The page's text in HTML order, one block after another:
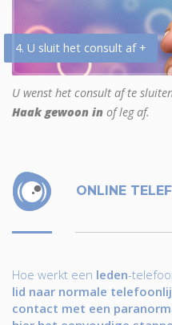
4. U sluit het consult af +
U wenst het consult af te
Haak gewoon in of leg af.
ONLINE
Hoe werkt een leden-
lid naar normale
contact met een